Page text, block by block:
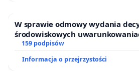
W sprawie odmowy wydania
środowiskowych
zakładu wytwarzania biometanu
Puszczy Knyszyńskiej
159 podpisów
Informacja o przejrzystości